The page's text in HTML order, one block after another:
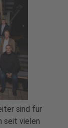
sind für
seit vielen